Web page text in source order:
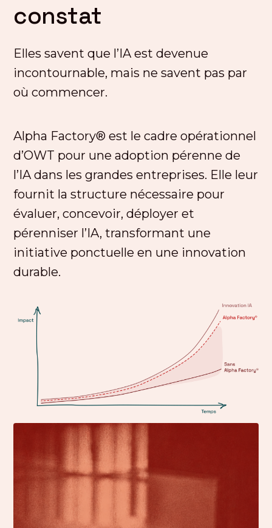
constat
Elles savent que l’IA est devenue
incontournable, mais ne savent pas par
où commencer.
Alpha Factory® est le cadre opérationnel
d’OWT pour une adoption pérenne de
l’IA dans les grandes entreprises. Elle leur
fournit la structure nécessaire pour
évaluer, concevoir, déployer et
pérenniser l’IA, transformant une
initiative ponctuelle en une innovation
durable.